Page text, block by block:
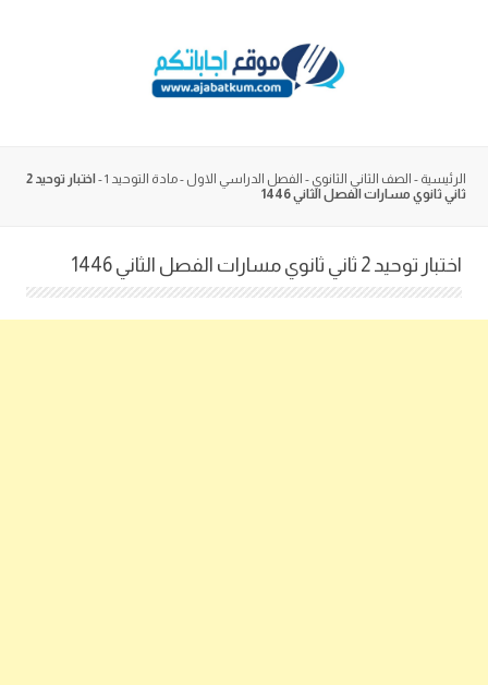
الرئيسية - الصف الثاني الثانوي - الفصل الدراسي الاول -مادة التوحيد 1 -
اختبار توحيد 2
ثاني ثانوي مسارات الفصل الثاني 1446
اختبار توحيد 2 ثاني ثانوي مسارات الفصل الثاني 1446